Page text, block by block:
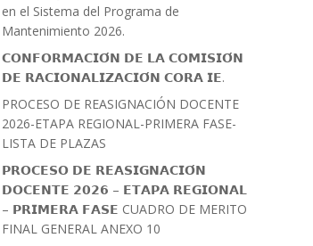
en el Sistema del Programa de
Mantenimiento 2026.
𝗖𝗢𝗡𝗙𝗢𝗥𝗠𝗔𝗖𝗜𝗢́𝗡 𝗗𝗘 𝗟𝗔 𝗖𝗢𝗠𝗜𝗦𝗜𝗢́𝗡
𝗗𝗘 𝗥𝗔𝗖𝗜𝗢𝗡𝗔𝗟𝗜𝗭𝗔𝗖𝗜𝗢́𝗡 𝗖𝗢𝗥𝗔 𝗜𝗘.
PROCESO DE REASIGNACIÓN DOCENTE
2026-ETAPA REGIONAL-PRIMERA FASE-
LISTA DE PLAZAS
𝗣𝗥𝗢𝗖𝗘𝗦𝗢 𝗗𝗘 𝗥𝗘𝗔𝗦𝗜𝗚𝗡𝗔𝗖𝗜𝗢́𝗡
𝗗𝗢𝗖𝗘𝗡𝗧𝗘 𝟮𝟬𝟮𝟲 – 𝗘𝗧𝗔𝗣𝗔 𝗥𝗘𝗚𝗜𝗢𝗡𝗔𝗟
– 𝗣𝗥𝗜𝗠𝗘𝗥𝗔 𝗙𝗔𝗦𝗘 CUADRO DE MERITO
FINAL GENERAL ANEXO 10